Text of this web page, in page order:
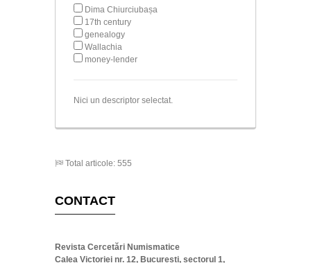
Dima Chiurciubașa
17th century
genealogy
Wallachia
money-lender
Nici un descriptor selectat.
Total articole: 555
CONTACT
Revista Cercetări Numismatice
Calea Victoriei nr. 12, București, sectorul 1,